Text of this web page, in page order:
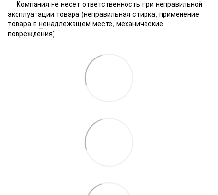
— Компания не несет ответственность при неправильной
эксплуатации товара (неправильная стирка, применение
товара в ненадлежащем месте, механические
повреждения)